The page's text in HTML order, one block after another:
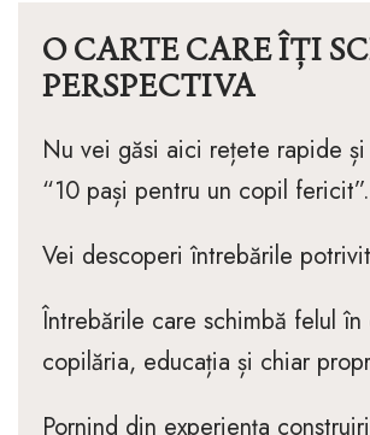
O CARTE CARE ÎȚI
PERSPECTIVA
Nu vei găsi aici rețete rapide
“10 pași pentru un copil fericit”.
Vei descoperi întrebările
Întrebările care schimbă felul
copilăria, educația și chiar
Pornind din experiența